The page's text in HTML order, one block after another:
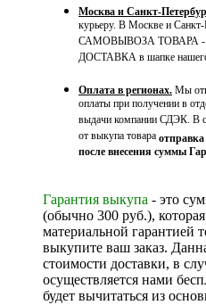
Москва и Санкт-
курьеру. В Москве и
САМОВЫВОЗА ТОВАРА -
ДОСТАВКА в шапке нашего
Оплата в регионах. Мы
оплаты при получении в
выдачи компании СДЭК. В
от выкупа товара
после внесения суммы
Гарантия выкупа - это
(обычно 300 руб.),
материальной гарантией
выкупите ваш заказ.
стоимости доставки, в
осуществляется нами
будет вычитаться из